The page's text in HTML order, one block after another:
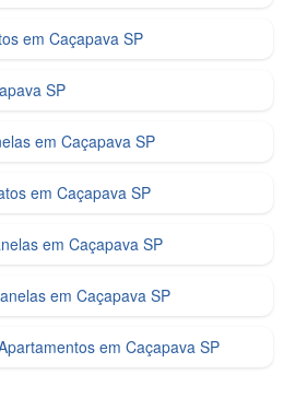
em Caçapava SP
SP
em Caçapava SP
em Caçapava SP
em Caçapava SP
em Caçapava SP
em Caçapava SP